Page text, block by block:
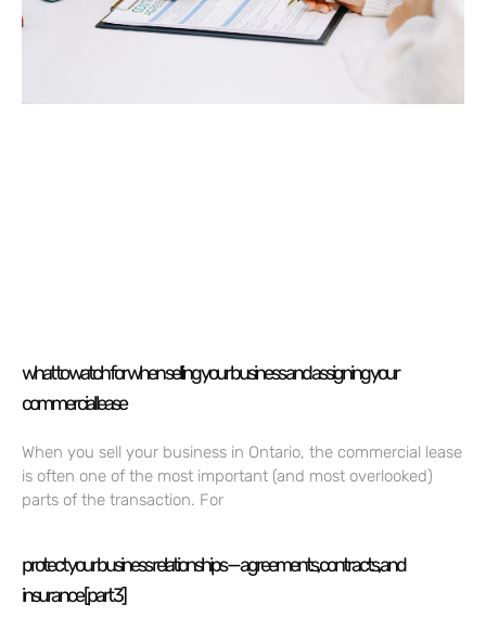
what to watch for when selling your business and assigning your
commercial lease
When you sell your business in Ontario, the commercial lease
is often one of the most important (and most overlooked)
parts of the transaction. For
protect your business relationships — agreements, contracts, and
insurance [part 3]